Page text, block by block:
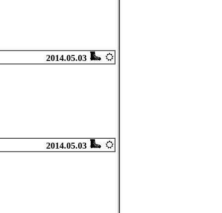
2014.05.03
2014.05.03